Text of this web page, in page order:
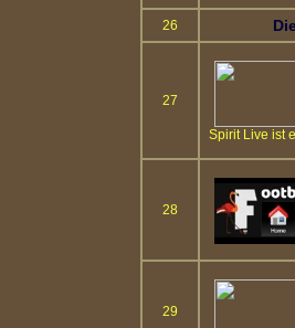
26
27
Spirit Live ist
28
29